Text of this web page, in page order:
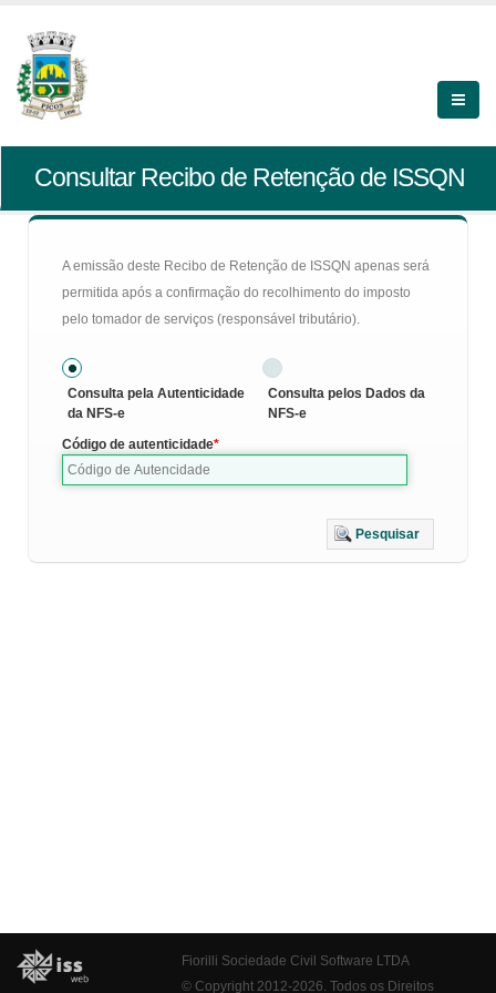
Consultar Recibo de Retenção de ISSQN
A emissão deste Recibo de Retenção de ISSQN apenas será
permitida após a confirmação do recolhimento do imposto
pelo tomador de serviços (responsável tributário).
Consulta pela Autenticidade
da NFS-e
Consulta pelos Dados da
NFS-e
Código de autenticidade
Pesquisar
Fiorilli Sociedade Civil Software LTDA
© Copyright 2012-2026. Todos os Direitos